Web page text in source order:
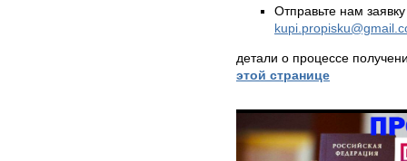
Отправьте нам
детали о процессе
этой странице